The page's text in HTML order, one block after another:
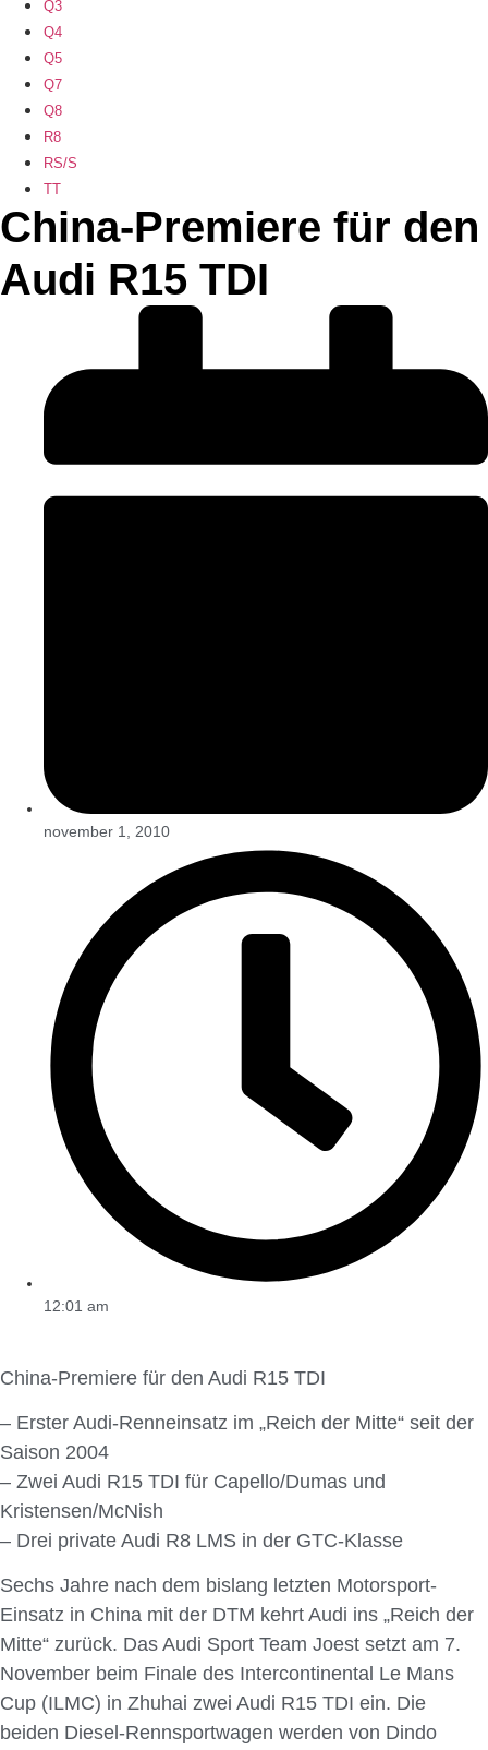
Q3
Q4
Q5
Q7
Q8
R8
RS/S
TT
China-Premiere für den
Audi R15 TDI
november 1, 2010
12:01 am
China-Premiere für den Audi R15 TDI
– Erster Audi-Renneinsatz im „Reich der Mitte“ seit der
Saison 2004
– Zwei Audi R15 TDI für Capello/Dumas und
Kristensen/McNish
– Drei private Audi R8 LMS in der GTC-Klasse
Sechs Jahre nach dem bislang letzten Motorsport-
Einsatz in China mit der DTM kehrt Audi ins „Reich der
Mitte“ zurück. Das Audi Sport Team Joest setzt am 7.
November beim Finale des Intercontinental Le Mans
Cup (ILMC) in Zhuhai zwei Audi R15 TDI ein. Die
beiden Diesel-Rennsportwagen werden von Dindo